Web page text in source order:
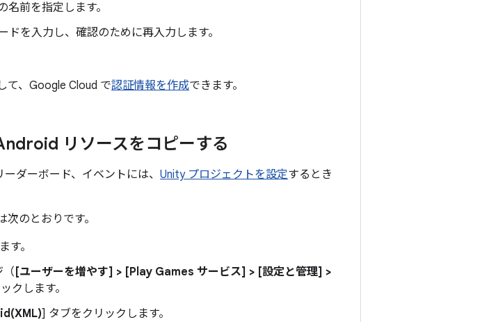
前を指定します。
ドを入力し、確認のために再入力します。
て、Google Cloud で認証情報を作成できます。
リソースをコピーする
ダーボード、イベントには、 Unity プロジェクトを設定するとき
のとおりです。
す。
（ [ユーザーを増やす] > [Play Games サービス] > [設定と管理] >
クします。
] タブをクリックします。